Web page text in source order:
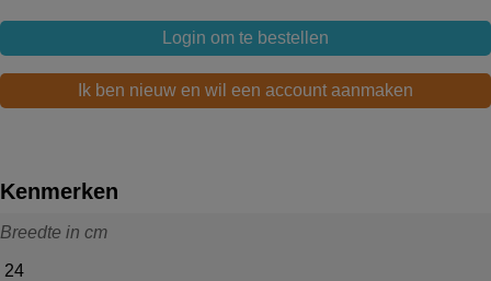
Login om te bestellen
Ik ben nieuw en wil een account aanmaken
Kenmerken
Breedte in cm
24